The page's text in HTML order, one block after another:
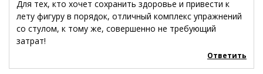
Для тех, кто хочет сохранить здоровье и привести к
лету фигуру в порядок, отличный комплекс упражнений
со стулом, к тому же, совершенно не требующий
затрат!
Ответить